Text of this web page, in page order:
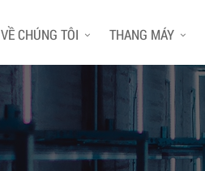
VỀ CHÚNG TÔI THANG MÁY